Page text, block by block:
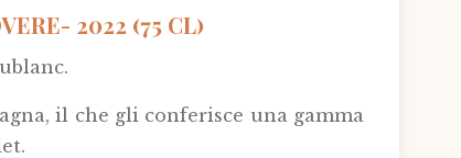
2022 (75 CL)
il che gli conferisce una gamma